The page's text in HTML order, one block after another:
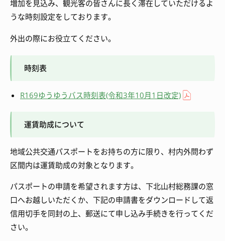
増加を見込み、観光客の皆さんに長く滞在していただけるよ
うな時刻設定をしております。
外出の際にお役立てください。
時刻表
R169ゆうゆうバス時刻表(令和3年10月1日改定)
運賃助成について
地域公共交通パスポートをお持ちの方に限り、村内外問わず
区間内は運賃助成の対象となります。
パスポートの申請を希望されます方は、下北山村総務課の窓
口へお越しいただくか、下記の申請書をダウンロードして返
信用切手を同封の上、郵送にて申し込み手続きを行ってくだ
さい。